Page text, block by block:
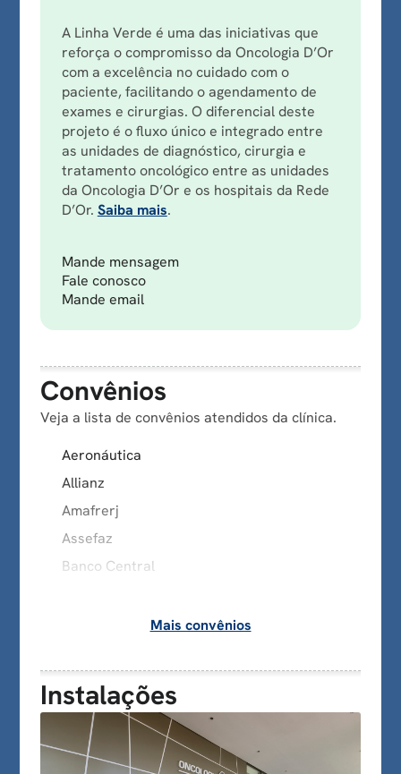
A Linha Verde é uma das iniciativas que
reforça o compromisso da Oncologia D’Or
com a excelência no cuidado com o
paciente, facilitando o agendamento de
exames e cirurgias. O diferencial deste
projeto é o fluxo único e integrado entre
as unidades de diagnóstico, cirurgia e
tratamento oncológico entre as unidades
da Oncologia D’Or e os hospitais da Rede
D’Or. Saiba mais.
Mande mensagem
Fale conosco
Mande email
Convênios
Veja a lista de convênios atendidos da clínica.
Aeronáutica
Allianz
Amafrerj
Assefaz
Banco Central
Camperj
Capesesp
Care Plus
Cassi
Mais convênios
Instalações